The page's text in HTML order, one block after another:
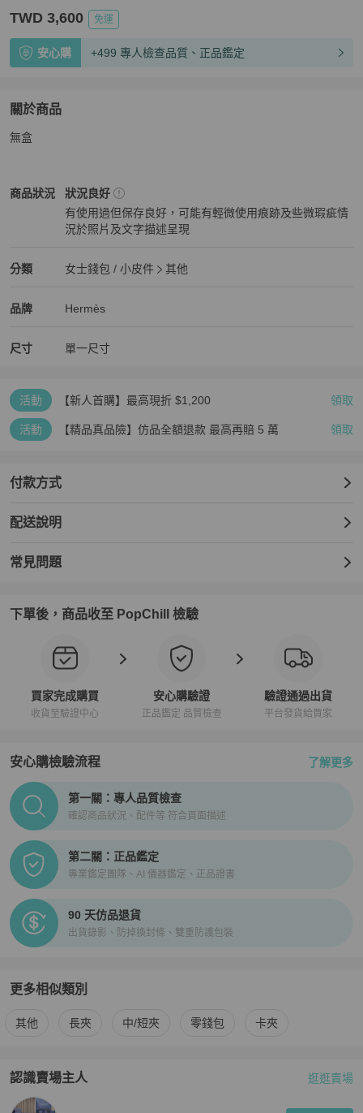
TWD 3,600 免運
安心購 +499 專人檢查品質、正品鑑定
關於商品
關於
無盒
商品狀況
Hermès女士錢包 / 小皮件
狀況良好
有使用過但保存良好，可能有輕微使用痕跡及些微瑕疵情
況於照片及文字描述呈現
分類
Hermès 女士錢包 / 小皮件分類資訊
女士錢包 / 小皮件
其他
品牌
Hermès 精品女士錢包 / 小皮件
Hermès
Hermès 推薦清單
尺寸 單一尺寸
活動 【新人首購】最高現折 $1,200 領取
活動 【精品真品險】仿品全額退款 最高再賠 5 萬 領取
付款方式
配送說明
常見問題
下單後，商品收至 PopChill 檢驗
買家完成購買
收貨至驗證中心
安心購驗證
正品鑑定 品質檢查
驗證通過出貨
平台發貨給買家
安心購檢驗流程 了解更多
PopChill拍拍圈正品驗證、安心購檢驗流程介紹
第一關：專人品質檢查
確認商品狀況、配件等 符合頁面描述
第二關：正品鑑定
專業鑑定團隊、AI 儀器鑑定、正品證書
90 天仿品退貨
出貨錄影、防掉換封條、雙重防護包裝
更多相似類別
更多Hermès 女士錢包 / 小皮件 相似商品推薦
其他 長夾 中/短夾 零錢包 卡夾
認識賣場主人
PopChill 拍拍圈嚴選賣家
逛逛賣場